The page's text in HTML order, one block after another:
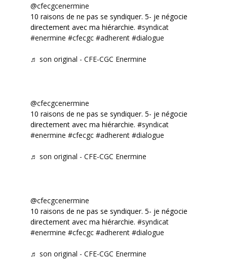
@cfecgcenermine
10 raisons de ne pas se syndiquer. 5- je négocie
directement avec ma hiérarchie. #syndicat
#enermine #cfecgc #adherent #dialogue
♬ son original - CFE-CGC Enermine
@cfecgcenermine
10 raisons de ne pas se syndiquer. 5- je négocie
directement avec ma hiérarchie. #syndicat
#enermine #cfecgc #adherent #dialogue
♬ son original - CFE-CGC Enermine
@cfecgcenermine
10 raisons de ne pas se syndiquer. 5- je négocie
directement avec ma hiérarchie. #syndicat
#enermine #cfecgc #adherent #dialogue
♬ son original - CFE-CGC Enermine